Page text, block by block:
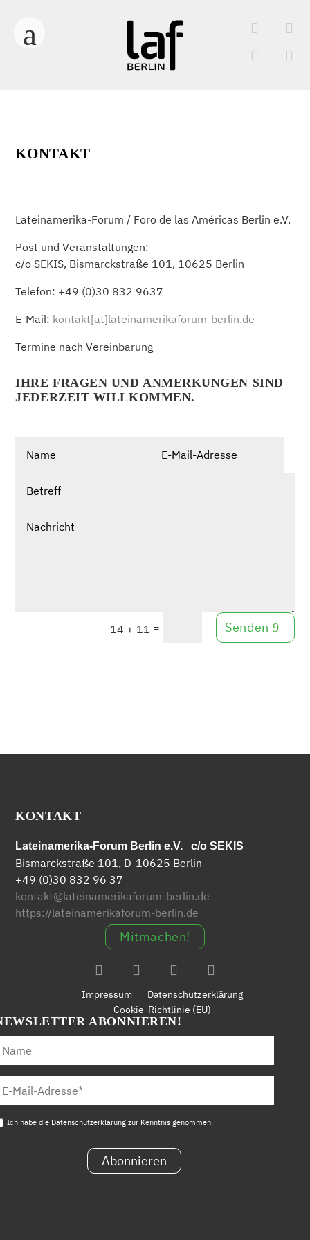
KONTAKT
Lateinamerika-Forum / Foro de las Américas Berlin e.V.
Post und Veranstaltungen:
c/o SEKIS, Bismarckstraße 101, 10625 Berlin
Telefon: +49 (0)30 832 9637
E-Mail: kontakt[at]lateinamerikaforum-berlin.de
Termine nach Vereinbarung
IHRE FRAGEN UND ANMERKUNGEN SIND
JEDERZEIT WILLKOMMEN.
14 + 11 = Senden
KONTAKT
Lateinamerika-Forum Berlin e.V. c/o SEKIS
Bismarckstraße 101, D-10625 Berlin
+49 (0)30 832 96 37
kontakt@lateinamerikaforum-berlin.de
https://lateinamerikaforum-berlin.de
Mitmachen!
Impressum
Datenschutzerklärung
Cookie-Richtlinie (EU)
ABONNIEREN!
Ich habe die Datenschutzerklärung zur Kenntnis genommen.